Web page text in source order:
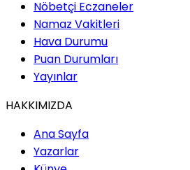
Nöbetçi Eczaneler
Namaz Vakitleri
Hava Durumu
Puan Durumları
Yayınlar
HAKKIMIZDA
Ana Sayfa
Yazarlar